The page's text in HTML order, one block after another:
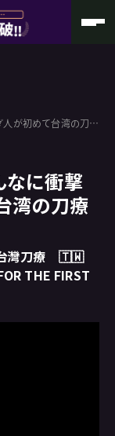
が初めて台湾の刀療
なに衝撃
湾の刀療
台灣刀療 🇹🇼
THE FIRST